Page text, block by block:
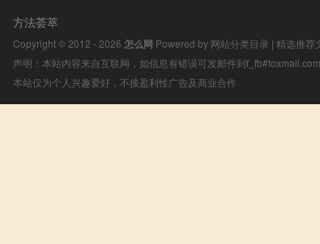
方法荟萃
Copyright © 2012 - 2026 怎么网 Powered by 网站分类目录 | 精选推荐
声明：本站内容来自互联网，如信息有错误可发邮件到
本站仅为个人兴趣爱好，不接盈利性广告及商业合作